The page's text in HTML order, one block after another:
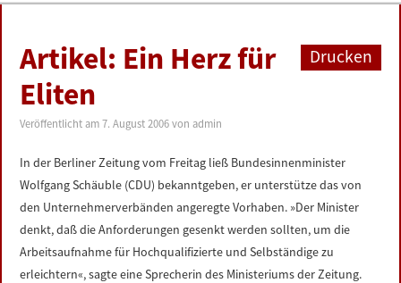
BUNDESTAG
PRESSE
ZUR PERSON
LINKS
DATENSCHUTZERKLÄRUNG
Drucken
Artikel: Ein Herz für
Eliten
Veröffentlicht am7. August 2006 vonadmin
In der Berliner Zeitung vom Freitag ließ Bundesinnenminister
Wolfgang Schäuble (CDU) bekanntgeben, er unterstütze das von
den Unternehmerverbänden angeregte Vorhaben. »Der Minister
denkt, daß die Anforderungen gesenkt werden sollten, um die
Arbeitsaufnahme für Hochqualifizierte und Selbständige zu
erleichtern«, sagte eine Sprecherin des Ministeriums der Zeitung.